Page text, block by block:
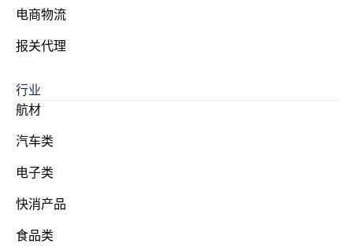
电商物流
报关代理
行业
航材
汽车类
电子类
快消产品
食品类